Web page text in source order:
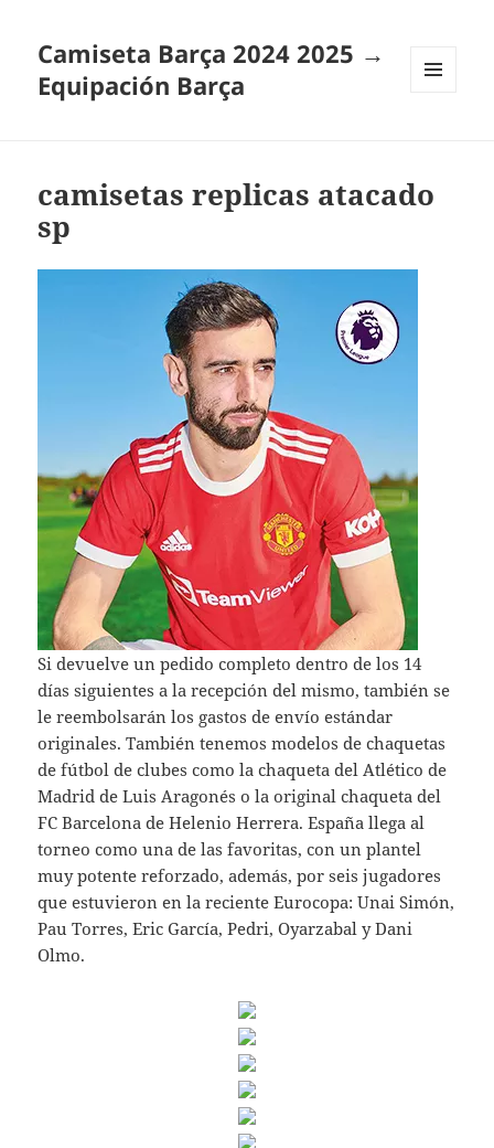
Camiseta Barça 2024 2025 →
Equipación Barça
camisetas replicas atacado
sp
Si devuelve un pedido completo dentro de los 14
días siguientes a la recepción del mismo, también se
le reembolsarán los gastos de envío estándar
originales. También tenemos modelos de chaquetas
de fútbol de clubes como la chaqueta del Atlético de
Madrid de Luis Aragonés o la original chaqueta del
FC Barcelona de Helenio Herrera. España llega al
torneo como una de las favoritas, con un plantel
muy potente reforzado, además, por seis jugadores
que estuvieron en la reciente Eurocopa: Unai Simón,
Pau Torres, Eric García, Pedri, Oyarzabal y Dani
Olmo.